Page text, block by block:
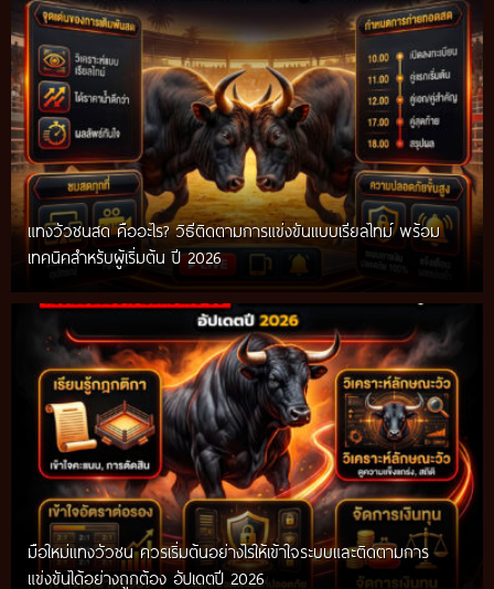
แทงวัวชนสด คืออะไร? วิธีติดตามการแข่งขันแบบเรียลไทม์ พร้อม
เทคนิคสำหรับผู้เริ่มต้น ปี 2026
มือใหม่แทงวัวชน ควรเริ่มต้นอย่างไรให้เข้าใจระบบและติดตามการ
แข่งขันได้อย่างถูกต้อง อัปเดตปี 2026